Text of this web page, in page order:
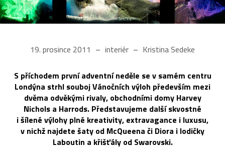
19. prosince 2011 interiér Kristina Sedeke
S příchodem první adventní neděle se v samém centru
Londýna strhl souboj Vánočních výloh především mezi
dvěma odvěkými rivaly, obchodními domy Harvey
Nichols a Harrods. Představujeme další skvostné
i šílené výlohy plné kreativity, extravagance i luxusu,
v nichž najdete šaty od McQueena či Diora i lodičky
Laboutin a křišťály od Swarovski.